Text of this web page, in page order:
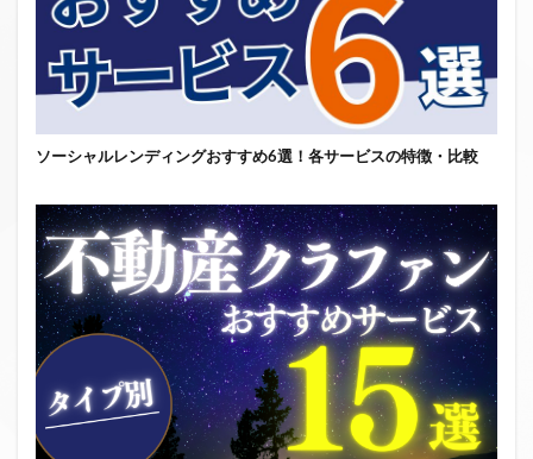
ソーシャルレンディングおすすめ6選！各サービスの特徴・比較